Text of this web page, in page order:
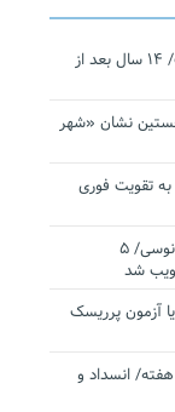
نجات‌دهنده‌ همچنان در آیینه است/ ۱۴ سال بعد از
نشان «شهر
تقویت فوری
اقتدار ناوگروه ۱۰۳ در مأموریت‌ اقیانوسی/ ۵
شد
آزمون پرریسک
انسداد و